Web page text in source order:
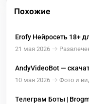
Похожие
Erofy Нейросеть 18+
изображениями (
21 мая 2026
AndyVideoBot —
10 мая 2026 Фото и
Телеграм Боты |